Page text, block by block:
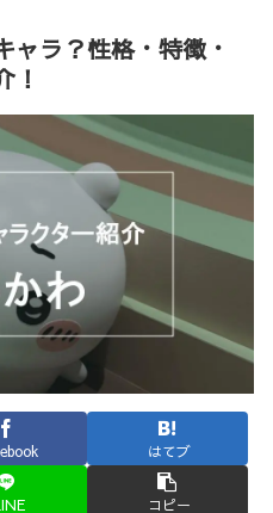
ャラ？性格・特徴・
！
はてブ
コピー